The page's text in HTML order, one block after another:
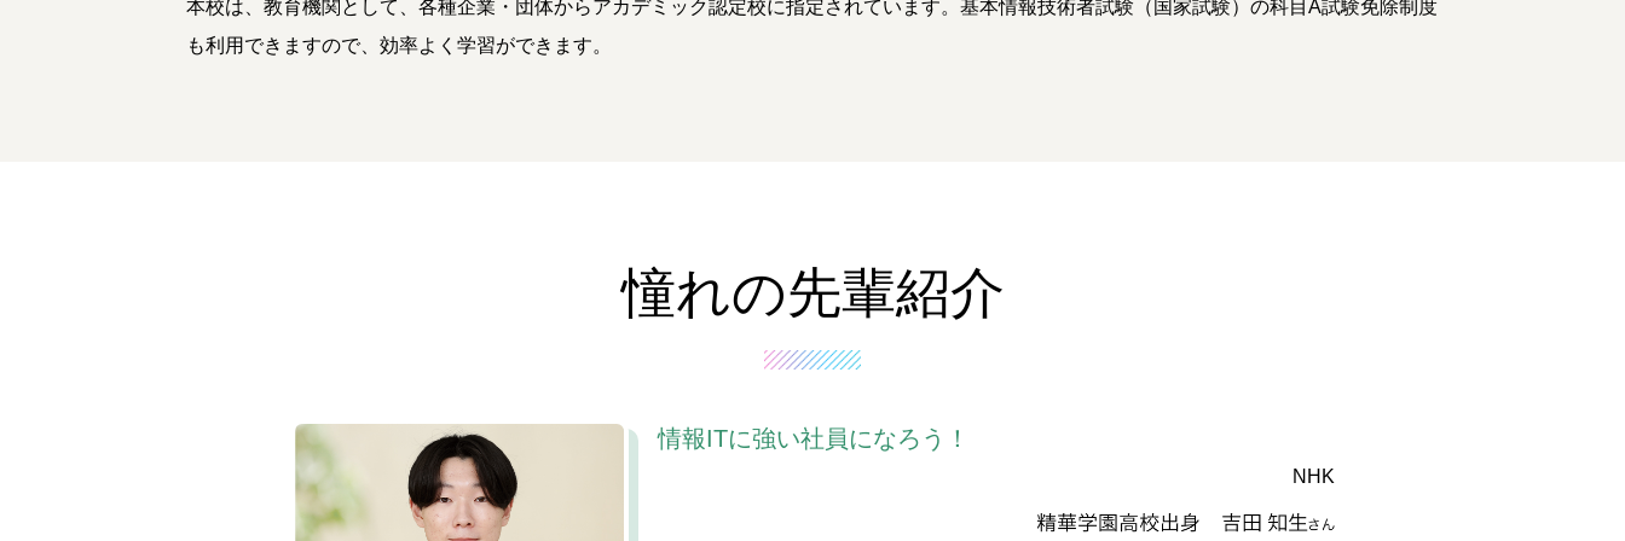
本校は、教育機関として、各種企業・団体からアカデミック認定校に指定されています。基本情報技術者試験（国家試験）の科目A試験免除制度
も利用できますので、効率よく学習ができます。
憧れの先輩紹介
情報ITに強い社員になろう！
NHK